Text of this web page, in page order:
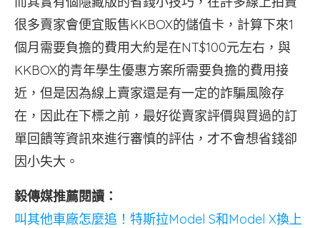
很多賣家會便宜販售KKBOX的儲值卡，計算下來1
個月需要負擔的費用大約是在NT$100元左右，與
KKBOX的青年學生優惠方案所需要負擔的費用接
近，但是因為線上賣家還是有一定的詐騙風險存
在，因此在下標之前，最好從賣家評價與買過的訂
單回饋等資訊來進行審慎的評估，才不會想省錢卻
因小失大。
毅傳媒推薦閱讀：
叫其他車廠怎麼追！特斯拉Model S和Model X換上